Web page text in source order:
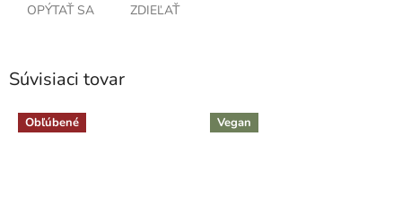
OPÝTAŤ SA ZDIEĽAŤ
Súvisiaci tovar
Obľúbené Vegan